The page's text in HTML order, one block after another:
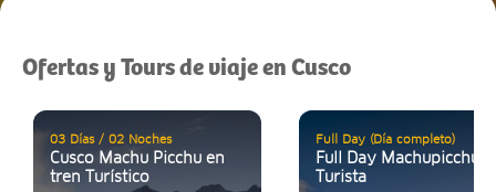
Ofertas y Tours de viaje en Cusco
03 Días / 02 Noches
Cusco Machu Picchu en
tren Turístico
Full Day (Día completo)
Full Day Machupicchu
Turista